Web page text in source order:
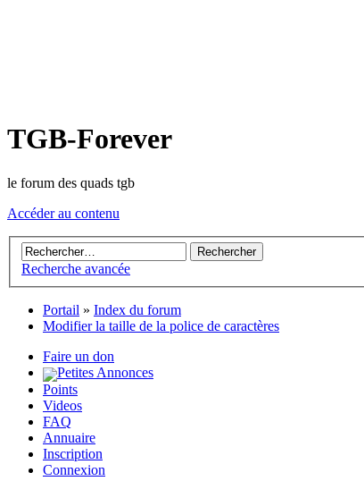
TGB-Forever
le forum des quads tgb
Accéder au contenu
Recherche avancée
Portail » Index du forum
Modifier la taille de la police de caractères
Faire un don
Petites Annonces
Points
Videos
FAQ
Annuaire
Inscription
Connexion